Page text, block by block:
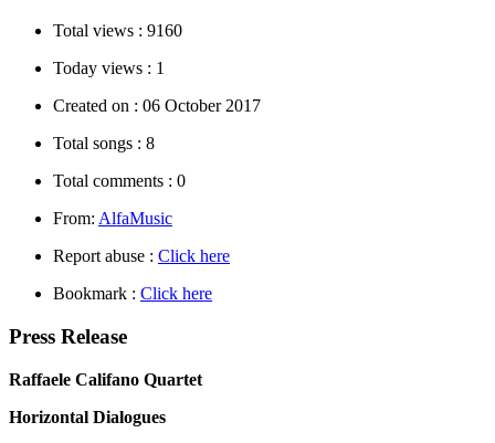
Total views : 9160
Today views : 1
Created on : 06 October 2017
Total songs : 8
Total comments : 0
From: AlfaMusic
Report abuse : Click here
Bookmark : Click here
Press Release
Raffaele Califano Quartet
Horizontal Dialogues